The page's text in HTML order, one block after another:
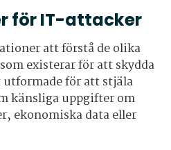
för IT-attacker
att förstå de olika
existerar för att skydda
utformade för att stjäla
känsliga uppgifter om
ekonomiska data eller